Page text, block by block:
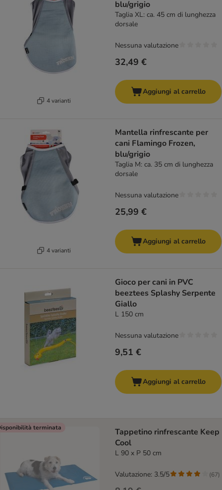
4 varianti
blu/grigio
Taglia XL: ca. 45 cm di lunghezza
dorsale
32,49 €
Nessuna valutazione
Aggiungi al carrello
4 varianti
Mantella rinfrescante per
cani Flamingo Frozen,
blu/grigio
Taglia M: ca. 35 cm di lunghezza
dorsale
25,99 €
Nessuna valutazione
Aggiungi al carrello
Gioco per cani in PVC
beeztees Splashy Serpente
Giallo
L 150 cm
9,51 €
Nessuna valutazione
Aggiungi al carrello
terminata
Tappetino rinfrescante Keep
Cool
L 90 x P 50 cm
Valutazione: 3.5/5 (67)